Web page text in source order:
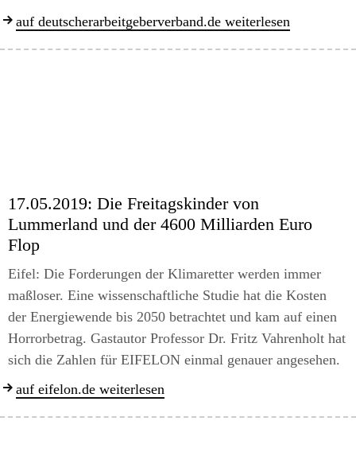
auf deutscherarbeitgeberverband.de weiterlesen
17.05.2019: Die Freitagskinder von
Lummerland und der 4600 Milliarden Euro
Flop
Eifel: Die Forderungen der Klimaretter werden immer
maßloser. Eine wissenschaftliche Studie hat die Kosten
der Energiewende bis 2050 betrachtet und kam auf einen
Horrorbetrag. Gastautor Professor Dr. Fritz Vahrenholt hat
sich die Zahlen für EIFELON einmal genauer angesehen.
auf eifelon.de weiterlesen